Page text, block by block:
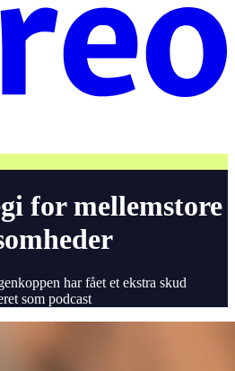
for mellemstore
har fået et ekstra skud
som podcast